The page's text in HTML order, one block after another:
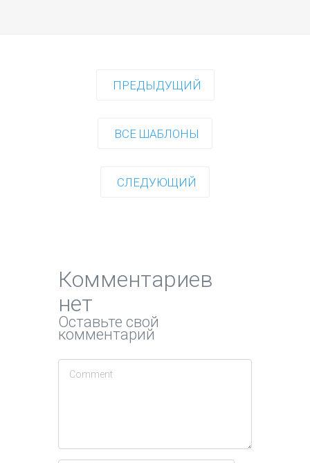
ПРЕДЫДУЩИЙ
ВСЕ ШАБЛОНЫ
СЛЕДУЮЩИЙ
Комментариев
нет
Оставьте свой
комментарий